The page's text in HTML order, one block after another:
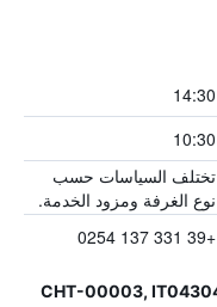
14:30
10:30
تختلف السياسات حسب
نوع الغرفة ومزود الخدمة.
+39 331 137 0254